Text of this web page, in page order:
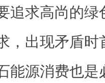
求高尚的绿
，出现矛盾时
能源消费也